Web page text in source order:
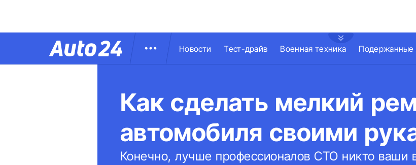
Новости Тест-драйв Военная техника Подержанные
Как сделать мелкий
автомобиля своими
Конечно, лучше профессионалов СТО никто ваши